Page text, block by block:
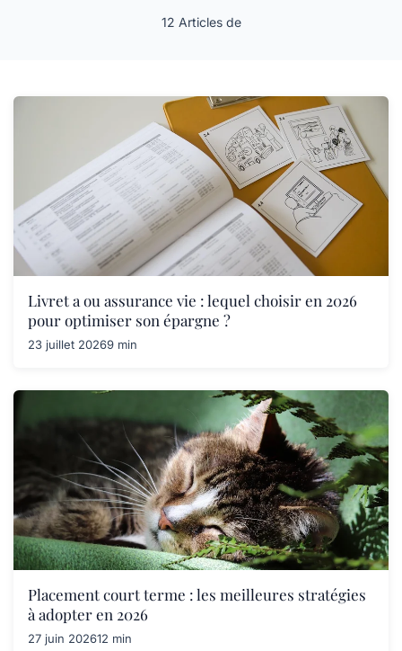
12 Articles de
Livret a ou assurance vie : lequel choisir en 2026
pour optimiser son épargne ?
23 juillet 20269 min
Placement court terme : les meilleures stratégies
à adopter en 2026
27 juin 202612 min